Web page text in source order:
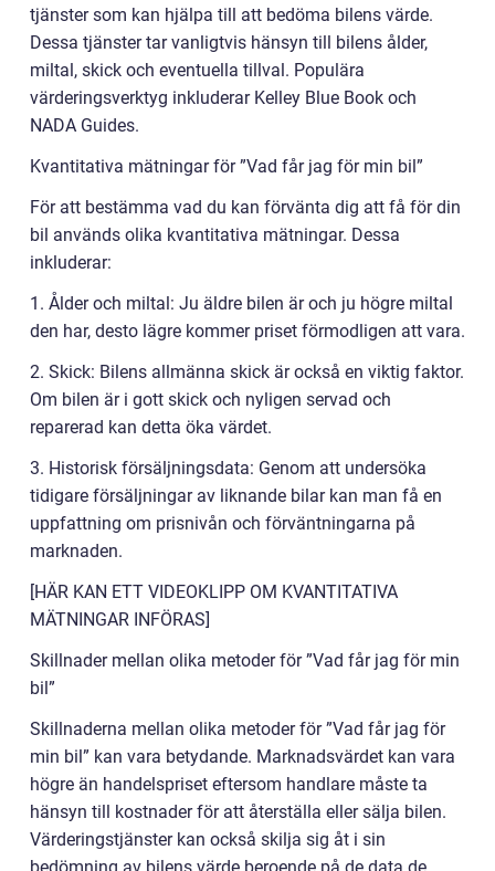
tjänster som kan hjälpa till att bedöma bilens värde.
Dessa tjänster tar vanligtvis hänsyn till bilens ålder,
miltal, skick och eventuella tillval. Populära
värderingsverktyg inkluderar Kelley Blue Book och
NADA Guides.
Kvantitativa mätningar för ”Vad får jag för min bil”
För att bestämma vad du kan förvänta dig att få för din
bil används olika kvantitativa mätningar. Dessa
inkluderar:
1. Ålder och miltal: Ju äldre bilen är och ju högre miltal
den har, desto lägre kommer priset förmodligen att vara.
2. Skick: Bilens allmänna skick är också en viktig faktor.
Om bilen är i gott skick och nyligen servad och
reparerad kan detta öka värdet.
3. Historisk försäljningsdata: Genom att undersöka
tidigare försäljningar av liknande bilar kan man få en
uppfattning om prisnivån och förväntningarna på
marknaden.
[HÄR KAN ETT VIDEOKLIPP OM KVANTITATIVA
MÄTNINGAR INFÖRAS]
Skillnader mellan olika metoder för ”Vad får jag för min
bil”
Skillnaderna mellan olika metoder för ”Vad får jag för
min bil” kan vara betydande. Marknadsvärdet kan vara
högre än handelspriset eftersom handlare måste ta
hänsyn till kostnader för att återställa eller sälja bilen.
Värderingstjänster kan också skilja sig åt i sin